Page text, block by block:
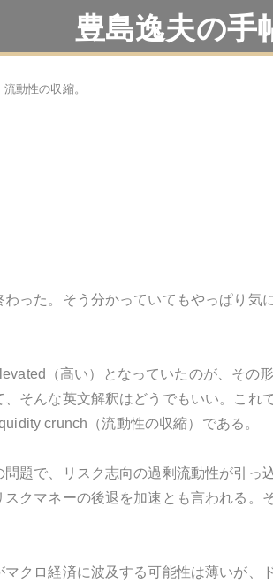
豊島逸夫の手
流動性の収縮。
った。そう分かっていてもやっぱり
（高い）となっていたのが、その
そんな英文解釈はどうでもいい。これ
crunch（流動性の収縮）である。
題で、リスク志向の過剰流動性が引っ
クマネーの後退を加速とも言われる。
マクロ経済に波及する可能性は薄いが、